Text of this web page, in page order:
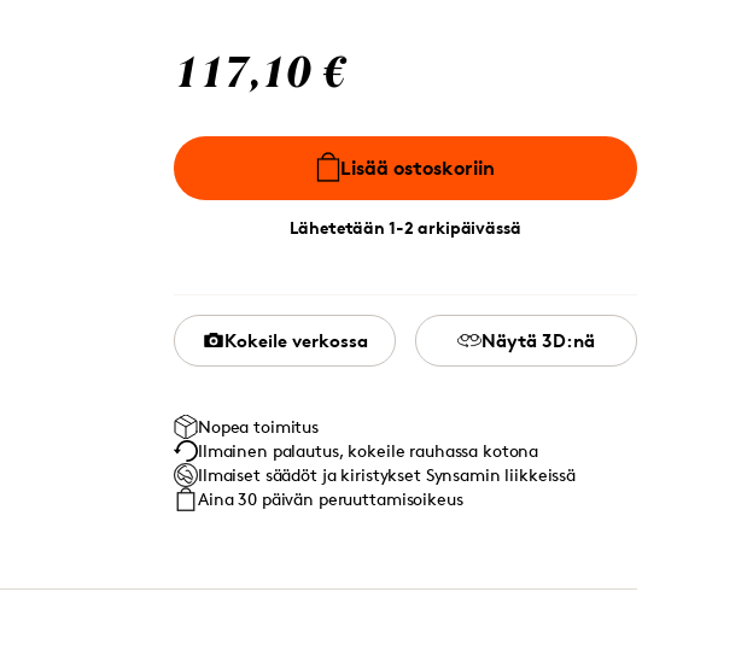
117,10 €
Lisää ostoskoriin
Lähetetään 1-2 arkipäivässä
Kokeile verkossa Näytä 3D:nä
Nopea toimitus
Ilmainen palautus, kokeile rauhassa kotona
Ilmaiset säädöt ja kiristykset Synsamin liikkeissä
Aina 30 päivän peruuttamisoikeus